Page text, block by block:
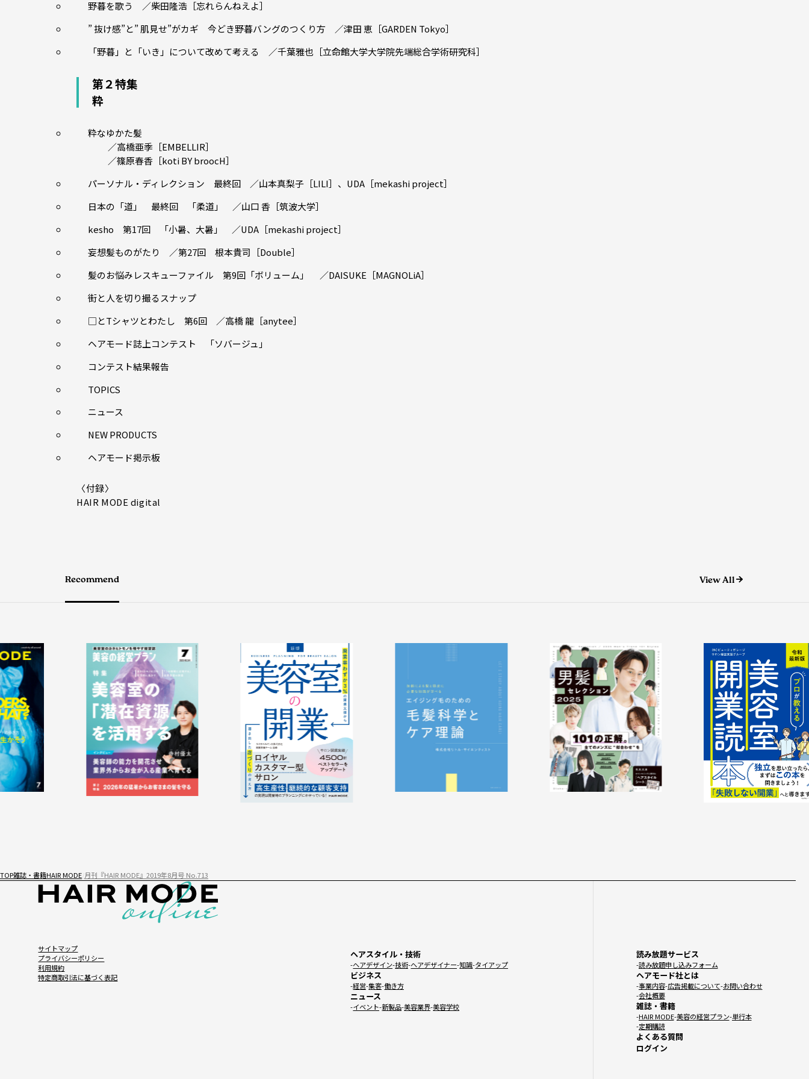
野暮を歌う ／柴田隆浩［忘れらんねえよ］
” 抜け感”と” 肌見せ”がカギ 今どき野暮バングのつくり方 ／津田 恵［GARDEN Tokyo］
「野暮」と「いき」について改めて考える ／千葉雅也［立命館大学大学院先端総合学術研究科］
第２特集
粋
粋なゆかた髪
／高橋亜季［EMBELLIR］
／篠原春香［koti BY broocH］
パーソナル・ディレクション 最終回 ／山本真梨子［LILI］、UDA［mekashi project］
日本の「道」 最終回 「柔道」 ／山口 香［筑波大学］
kesho 第17回 「小暑、大暑」 ／UDA［mekashi project］
妄想髪ものがたり ／第27回 根本貴司［Double］
髪のお悩みレスキューファイル 第9回「ボリューム」 ／DAISUKE［MAGNOLiA］
街と人を切り撮るスナップ
□とTシャツとわたし 第6回 ／高橋 龍［anytee］
ヘアモード誌上コンテスト 「ソバージュ」
コンテスト結果報告
TOPICS
ニュース
NEW PRODUCTS
ヘアモード掲示板
〈付録〉
HAIR MODE digital
Recommend View All
TOP雑誌・書籍HAIR MODE 月刊『HAIR MODE』2019年8月号 No.713
サイトマップ
プライバシーポリシー
利用規約
特定商取引法に基づく表記
ヘアスタイル・技術
ヘアデザイン 技術 ヘアデザイナー 知識 タイアップ
ビジネス
経営 集客 働き方
ニュース
イベント 新製品 美容業界 美容学校
読み放題サービス
読み放題申し込みフォーム
ヘアモード社とは
事業内容 広告掲載について お問い合わせ
会社概要
雑誌・書籍
HAIR MODE 美容の経営プラン 単行本
定期購読
よくある質問
ログイン